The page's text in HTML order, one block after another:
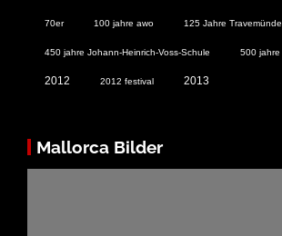
70er 100 jahre awo 125 Jahre
450 jahre Johann-Heinrich-Voss-Schule 500 jahre
2012 2012 festival 2013
Mallorca Bilder